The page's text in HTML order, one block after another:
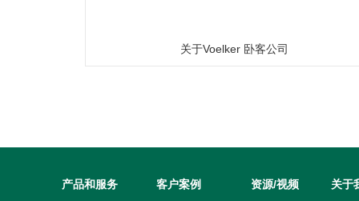
关于Voelker 卧客公司
产品和服务 客户案例 资源/视频 关于